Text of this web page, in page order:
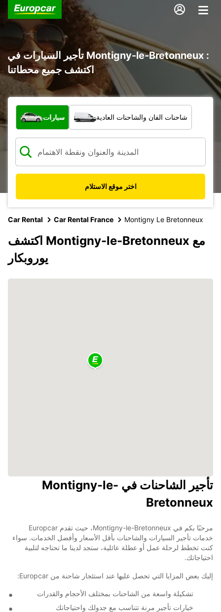
تأجير السيارات في Montigny-le-Bretonneux :
اكتشف جميع محطاتنا
ما نوع المركبة؟
سيارات شاحنات الفان والشاحنات العادية
اختر موقع الاستلام
Car Rental Car Rental France Montigny Le Bretonneux
اكتشف Montigny-le-Bretonneux مع
يوروبكار
تأجير الشاحنات في Montigny-le-
Bretonneux
مرحبًا بكم في Montigny-le-Bretonneux، حيث تقدم Europcar
خدمات تأجير السيارات والشاحنات بأقل الأسعار وأفضل الخدمات. سواء
كنت تخطط لرحلة عمل أو عطلة عائلية، ستجد لدينا ما تحتاجه لتلبية
احتياجاتك.
إليك بعض المزايا التي تحصل عليها عند استئجار شاحنة من Europcar:
تشكيلة واسعة من الشاحنات بمختلف الأحجام والقدرات
خيارات تأجير مرنة تتناسب مع جدولك واحتياجاتك